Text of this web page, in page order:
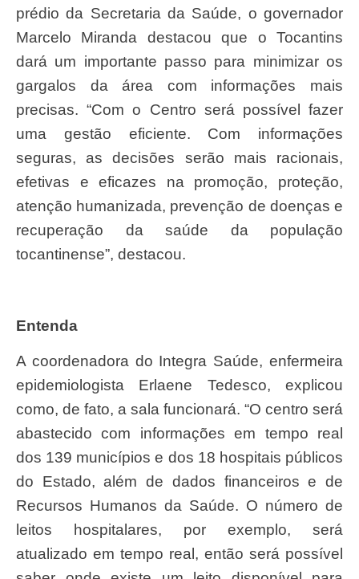
prédio da Secretaria da Saúde, o governador
Marcelo Miranda destacou que o Tocantins
dará um importante passo para minimizar os
gargalos da área com informações mais
precisas. “Com o Centro será possível fazer
uma gestão eficiente. Com informações
seguras, as decisões serão mais racionais,
efetivas e eficazes na promoção, proteção,
atenção humanizada, prevenção de doenças e
recuperação da saúde da população
tocantinense”, destacou.
Entenda
A coordenadora do Integra Saúde, enfermeira
epidemiologista Erlaene Tedesco, explicou
como, de fato, a sala funcionará. “O centro será
abastecido com informações em tempo real
dos 139 municípios e dos 18 hospitais públicos
do Estado, além de dados financeiros e de
Recursos Humanos da Saúde. O número de
leitos hospitalares, por exemplo, será
atualizado em tempo real, então será possível